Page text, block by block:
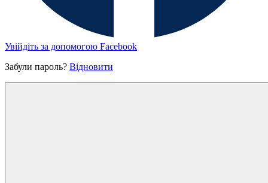
Увійдіть за допомогою Facebook
Забули пароль? Відновити